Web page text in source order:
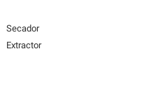
Secador
Extractor